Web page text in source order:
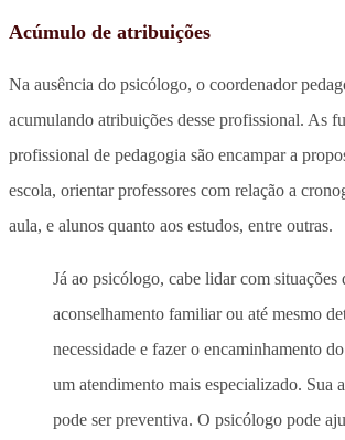
Acúmulo de atribuições
Na ausência do psicólogo, o coordenador
acumulando atribuições desse profissional. As
profissional de pedagogia são encampar a
escola, orientar professores com relação a
aula, e alunos quanto aos estudos, entre outras.
Já ao psicólogo, cabe lidar com
aconselhamento familiar ou até mesmo
necessidade e fazer o encaminhamento
um atendimento mais especializado. Sua
pode ser preventiva. O psicólogo pode